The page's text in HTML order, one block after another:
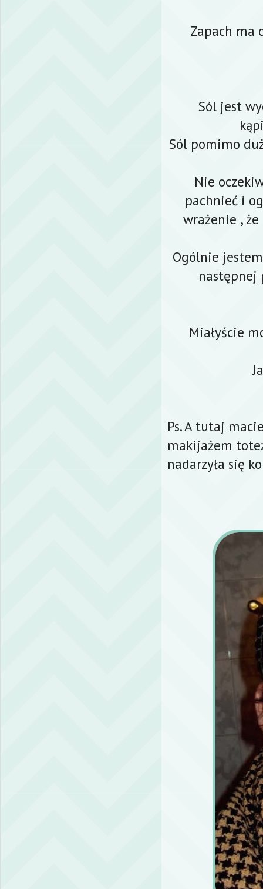
Zapach ma
Sól jest
Sól pomimo
Nie
pachnieć i
wrażenie ,
Ogólnie
następnej
Miałyście
Ps. A tutaj
makijażem
nadarzyła się